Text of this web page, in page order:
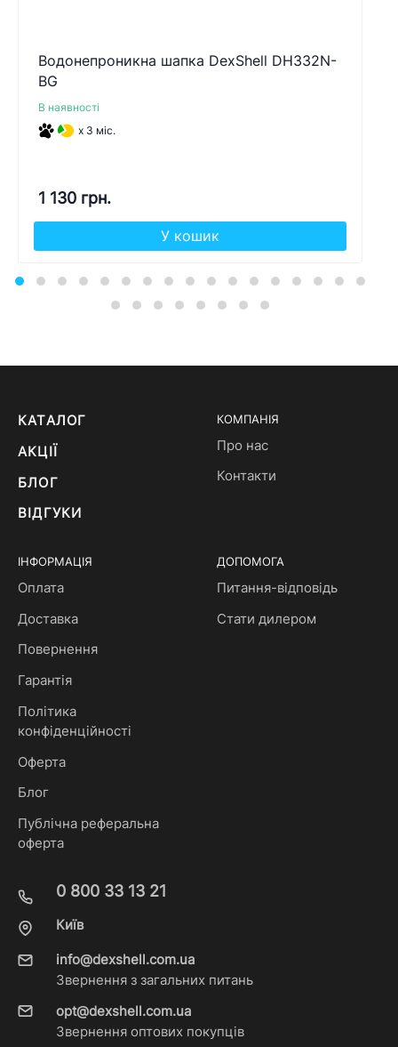
Водонепроникна шапка DexShell DH332N-
BG
В наявності
x 3 міс.
1 130 грн.
У кошик
КАТАЛОГ
АКЦІЇ
БЛОГ
ВІДГУКИ
КОМПАНІЯ
Про нас
Контакти
ІНФОРМАЦІЯ
Оплата
Доставка
Повернення
Гарантія
Політика
конфіденційності
Оферта
Блог
Публічна реферальна
оферта
ДОПОМОГА
Питання-відповідь
Стати дилером
0 800 33 13 21
Київ
info@dexshell.com.ua
Звернення з загальних питань
opt@dexshell.com.ua
Звернення оптових покупців